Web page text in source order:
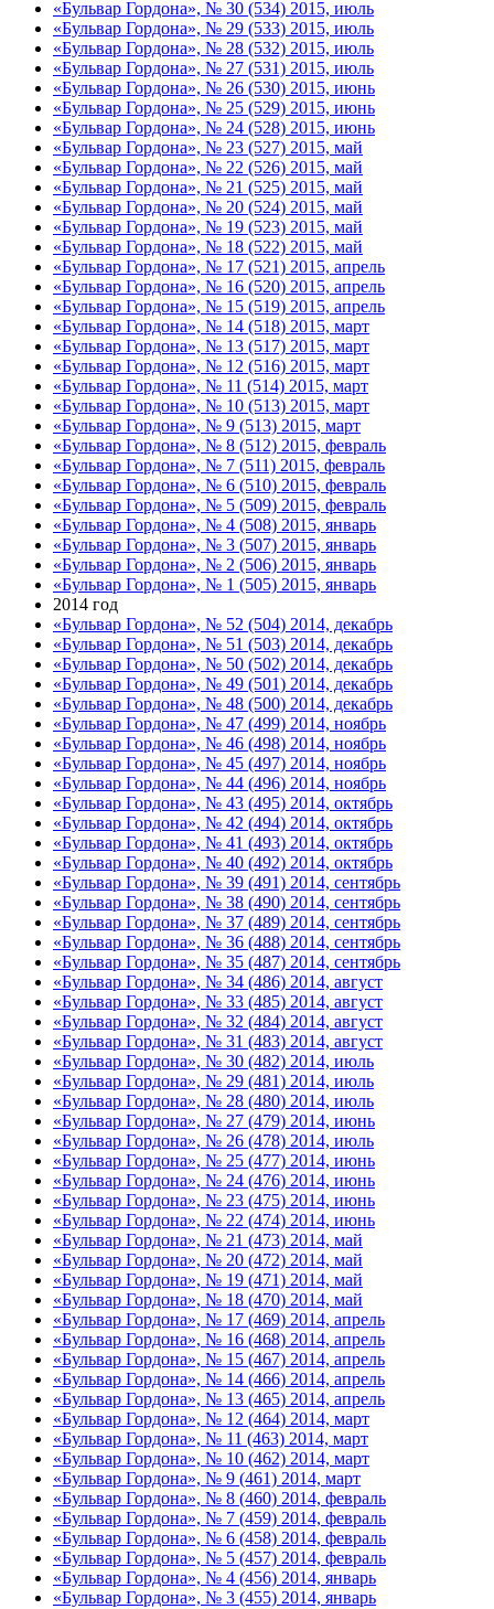
«Бульвар Гордона», № 30 (534) 2015, июль
«Бульвар Гордона», № 29 (533) 2015, июль
«Бульвар Гордона», № 28 (532) 2015, июль
«Бульвар Гордона», № 27 (531) 2015, июль
«Бульвар Гордона», № 26 (530) 2015, июнь
«Бульвар Гордона», № 25 (529) 2015, июнь
«Бульвар Гордона», № 24 (528) 2015, июнь
«Бульвар Гордона», № 23 (527) 2015, май
«Бульвар Гордона», № 22 (526) 2015, май
«Бульвар Гордона», № 21 (525) 2015, май
«Бульвар Гордона», № 20 (524) 2015, май
«Бульвар Гордона», № 19 (523) 2015, май
«Бульвар Гордона», № 18 (522) 2015, май
«Бульвар Гордона», № 17 (521) 2015, апрель
«Бульвар Гордона», № 16 (520) 2015, апрель
«Бульвар Гордона», № 15 (519) 2015, апрель
«Бульвар Гордона», № 14 (518) 2015, март
«Бульвар Гордона», № 13 (517) 2015, март
«Бульвар Гордона», № 12 (516) 2015, март
«Бульвар Гордона», № 11 (514) 2015, март
«Бульвар Гордона», № 10 (513) 2015, март
«Бульвар Гордона», № 9 (513) 2015, март
«Бульвар Гордона», № 8 (512) 2015, февраль
«Бульвар Гордона», № 7 (511) 2015, февраль
«Бульвар Гордона», № 6 (510) 2015, февраль
«Бульвар Гордона», № 5 (509) 2015, февраль
«Бульвар Гордона», № 4 (508) 2015, январь
«Бульвар Гордона», № 3 (507) 2015, январь
«Бульвар Гордона», № 2 (506) 2015, январь
«Бульвар Гордона», № 1 (505) 2015, январь
2014 год
«Бульвар Гордона», № 52 (504) 2014, декабрь
«Бульвар Гордона», № 51 (503) 2014, декабрь
«Бульвар Гордона», № 50 (502) 2014, декабрь
«Бульвар Гордона», № 49 (501) 2014, декабрь
«Бульвар Гордона», № 48 (500) 2014, декабрь
«Бульвар Гордона», № 47 (499) 2014, ноябрь
«Бульвар Гордона», № 46 (498) 2014, ноябрь
«Бульвар Гордона», № 45 (497) 2014, ноябрь
«Бульвар Гордона», № 44 (496) 2014, ноябрь
«Бульвар Гордона», № 43 (495) 2014, октябрь
«Бульвар Гордона», № 42 (494) 2014, октябрь
«Бульвар Гордона», № 41 (493) 2014, октябрь
«Бульвар Гордона», № 40 (492) 2014, октябрь
«Бульвар Гордона», № 39 (491) 2014, сентябрь
«Бульвар Гордона», № 38 (490) 2014, сентябрь
«Бульвар Гордона», № 37 (489) 2014, сентябрь
«Бульвар Гордона», № 36 (488) 2014, сентябрь
«Бульвар Гордона», № 35 (487) 2014, сентябрь
«Бульвар Гордона», № 34 (486) 2014, август
«Бульвар Гордона», № 33 (485) 2014, август
«Бульвар Гордона», № 32 (484) 2014, август
«Бульвар Гордона», № 31 (483) 2014, август
«Бульвар Гордона», № 30 (482) 2014, июль
«Бульвар Гордона», № 29 (481) 2014, июль
«Бульвар Гордона», № 28 (480) 2014, июль
«Бульвар Гордона», № 27 (479) 2014, июнь
«Бульвар Гордона», № 26 (478) 2014, июль
«Бульвар Гордона», № 25 (477) 2014, июнь
«Бульвар Гордона», № 24 (476) 2014, июнь
«Бульвар Гордона», № 23 (475) 2014, июнь
«Бульвар Гордона», № 22 (474) 2014, июнь
«Бульвар Гордона», № 21 (473) 2014, май
«Бульвар Гордона», № 20 (472) 2014, май
«Бульвар Гордона», № 19 (471) 2014, май
«Бульвар Гордона», № 18 (470) 2014, май
«Бульвар Гордона», № 17 (469) 2014, апрель
«Бульвар Гордона», № 16 (468) 2014, апрель
«Бульвар Гордона», № 15 (467) 2014, апрель
«Бульвар Гордона», № 14 (466) 2014, апрель
«Бульвар Гордона», № 13 (465) 2014, апрель
«Бульвар Гордона», № 12 (464) 2014, март
«Бульвар Гордона», № 11 (463) 2014, март
«Бульвар Гордона», № 10 (462) 2014, март
«Бульвар Гордона», № 9 (461) 2014, март
«Бульвар Гордона», № 8 (460) 2014, февраль
«Бульвар Гордона», № 7 (459) 2014, февраль
«Бульвар Гордона», № 6 (458) 2014, февраль
«Бульвар Гордона», № 5 (457) 2014, февраль
«Бульвар Гордона», № 4 (456) 2014, январь
«Бульвар Гордона», № 3 (455) 2014, январь